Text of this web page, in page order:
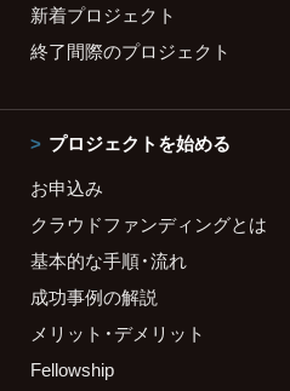
新着プロジェクト
終了間際のプロジェクト
プロジェクトを始める
お申込み
クラウドファンディングとは
基本的な手順・流れ
成功事例の解説
メリット・デメリット
Fellowship